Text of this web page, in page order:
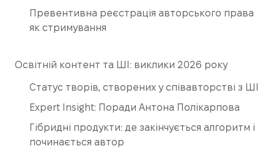
Превентивна реєстрація авторського права
як стримування
Освітній контент та ШІ: виклики 2026 року
Статус творів, створених у співавторстві з ШІ
Expert Insight: Поради Антона Полікарпова
Гібридні продукти: де закінчується алгоритм і
починається автор